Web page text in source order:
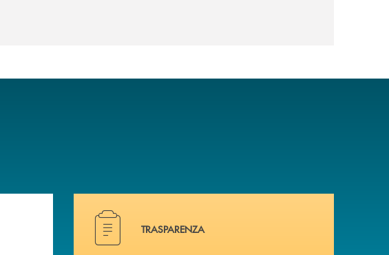
Hai bisogno di alcuni document i? Vai alla pagina
TRASPARENZA